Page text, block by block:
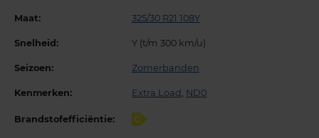
Maat: 325/30 R21 108Y
Snelheid: Y (t/m 300 km/u)
Seizoen: Zomerbanden
Kenmerken: Extra Load , ND0
Brandstofefficiëntie: C